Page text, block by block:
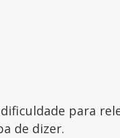
para
de dizer.